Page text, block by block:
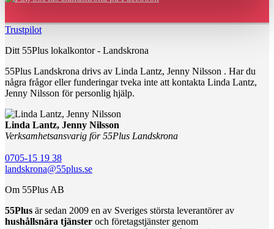
Trustpilot
Ditt 55Plus lokalkontor - Landskrona
55Plus Landskrona drivs av Linda Lantz, Jenny Nilsson . Har du
några frågor eller funderingar tveka inte att kontakta Linda Lantz,
Jenny Nilsson för personlig hjälp.
Linda Lantz, Jenny Nilsson
Verksamhetsansvarig för 55Plus Landskrona
0705-15 19 38
landskrona@55plus.se
Om 55Plus AB
55Plus är sedan 2009 en av Sveriges största leverantörer av
hushållsnära tjänster och företagstjänster genom